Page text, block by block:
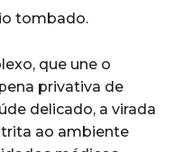
tombado.
que une o
privativa de
delicado, a virada
ao ambiente